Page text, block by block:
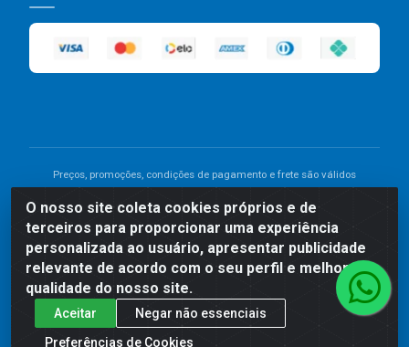
O nosso site coleta cookies próprios e de
terceiros para proporcionar uma experiência
personalizada ao usuário, apresentar publicidade
relevante de acordo com o seu perfil e melhorar a
qualidade do nosso site.
Aceitar
Negar não essenciais
Preferências de Cookies
Preços, promoções, condições de pagamento e frete são válidos
divergência de preço de um produto, será válido o preço que for
exibido no carrinho de compras do site no momento do pagamento.
As vendas estão sujeitas a análise e disponibilidade do estoque.
Imagens de produtos meramente ilustrativas.
Comercial de Construção 2001 LTDA - Av. Congresso
Eucarístico, 1179 - São José, Carpina - PE - CEP: 55811-
000 - 70.220.389/0001-66